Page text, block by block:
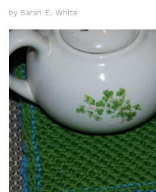
by Sarah E. White